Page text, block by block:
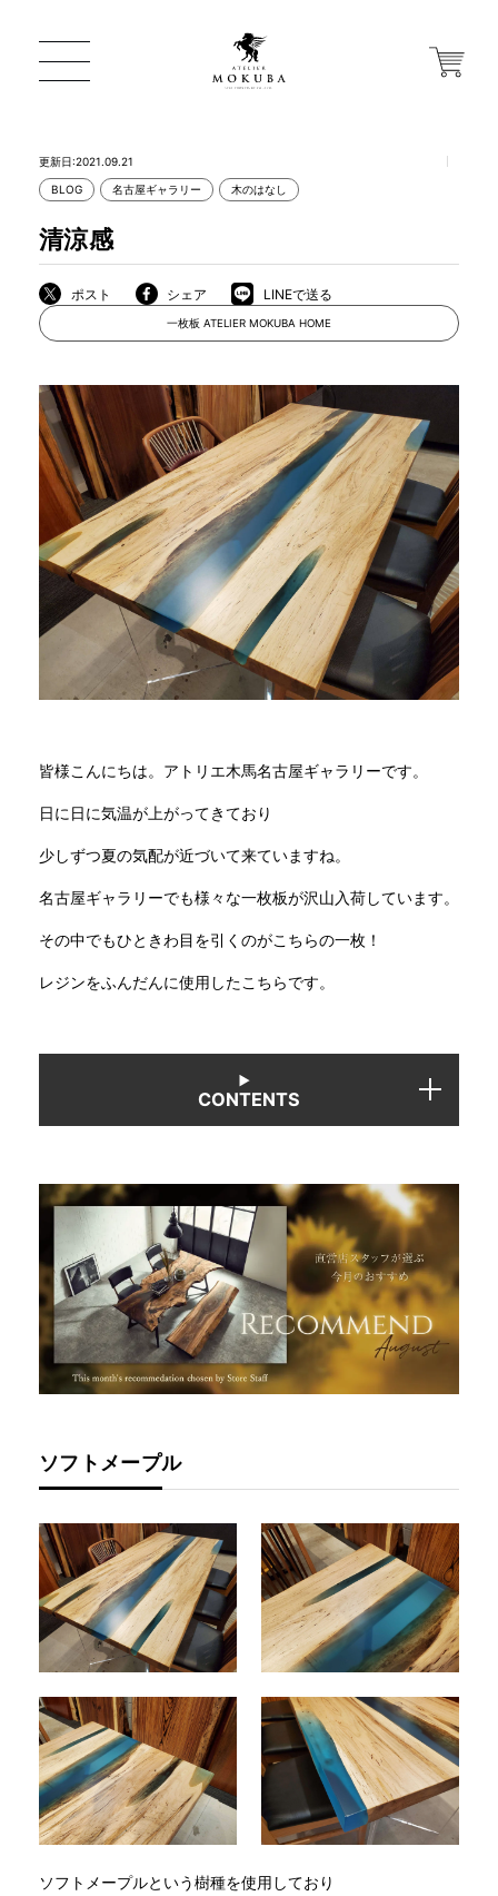
店舗から探す
MOKUBA について
商品情報
直営店
イベント
全商品一覧
新入荷情報
納品事例
INFORMATION
よくあるご質問
お問い合わせ
更新日:2021.09.21
BLOG 名古屋ギャラリー 木のはなし
清涼感
ポスト シェア LINEで送る
一枚板 ATELIER MOKUBA HOME
皆様こんにちは。アトリエ木馬名古屋ギャラリーです。
日に日に気温が上がってきており
少しずつ夏の気配が近づいて来ていますね。
名古屋ギャラリーでも様々な一枚板が沢山入荷しています。
その中でもひときわ目を引くのがこちらの一枚！
レジンをふんだんに使用したこちらです。
CONTENTS
ソフトメープル
ソフトメープルという樹種を使用しており